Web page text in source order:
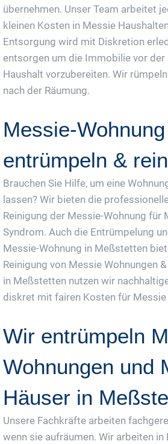
übernehmen. Unser Team arbeitet
kleinen Kosten in Messie
Entsorgung wird mit Diskretion
entsorgen um die Immobilie vor der
Haushalt vorzubereiten. Wir
nach der Räumung.
Messie-Wohnung
entrümpeln &
Brauchen Sie Hilfe, um eine
lassen? Wir bieten die
Reinigung der Messie-Wohnung für
Syndrom. Auch die Entrümpelung
Messie-Wohnung in Meßstetten
Reinigung von Messie Wohnungen
in Meßstetten nutzen wir
diskret mit fairen Kosten für Messie
Wir entrümpeln
Wohnungen und
Häuser in
Unsere Fachkräfte arbeiten
wenn sie aufräumen. Wir arbeiten in